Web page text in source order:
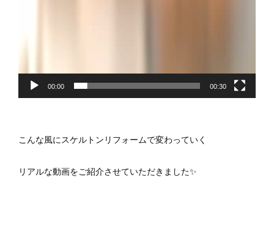
00:00 00:30
こんな風にスケルトンリフォームで変わっていく
リアルな動画をご紹介させていただきました✨